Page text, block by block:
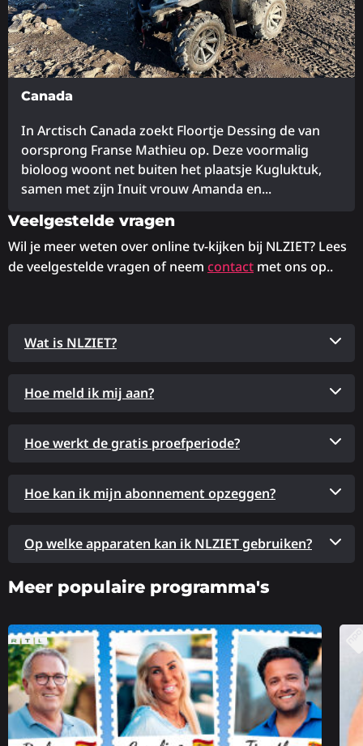
Canada
In Arctisch Canada zoekt Floortje Dessing de van
oorsprong Franse Mathieu op. Deze voormalig
bioloog woont net buiten het plaatsje Kugluktuk,
samen met zijn Inuit vrouw Amanda en...
Lees
meer
over
Veelgestelde vragen
Wil je meer weten over online tv-kijken bij NLZIET? Lees
de veelgestelde vragen of neem contact met ons op..
Wat is NLZIET?
Hoe meld ik mij aan?
Hoe werkt de gratis proefperiode?
Hoe kan ik mijn abonnement opzeggen?
Op welke apparaten kan ik NLZIET gebruiken?
Meer populaire programma's